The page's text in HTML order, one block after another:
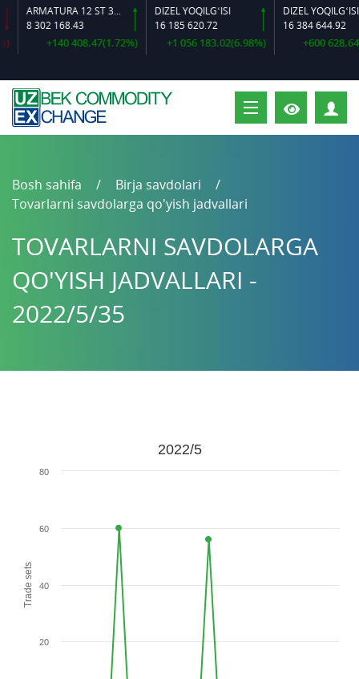
ARMATURA 12 ST 35 GS O‘LCHAMLI
8 302 168.43
+140 408.47(1.72%)
DIZEL YOQILG‘ISI
16 185 620.72
+1 056 183.02(6.98%)
16 384 644.92
+600
Bosh sahifa
Birja savdolari
Tovarlarni savdolarga qo'yish jadvallari
TOVARLARNI SAVDOLARGA
QO'YISH JADVALLARI -
2022/5/35
Trade sets
2022/5
20
40
60
80